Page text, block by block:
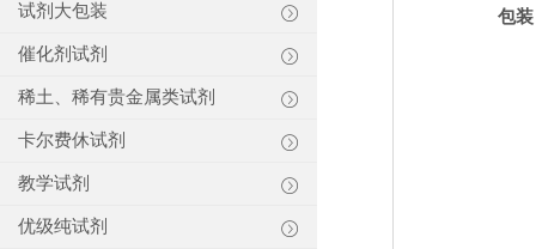
试剂大包装
催化剂试剂
稀土、稀有贵金属类试剂
卡尔费休试剂
教学试剂
优级纯试剂
包